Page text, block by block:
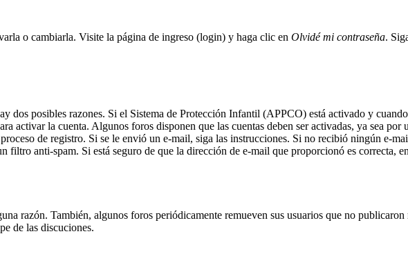
o cambiarla. Visite la página de ingreso (login) y haga clic en Olvidé mi contraseña.
dos posibles razones. Si el Sistema de Protección Infantil (APPCO) está activado y
activar la cuenta. Algunos foros disponen que las cuentas deben ser activadas, ya sea
de registro. Si se le envió un e-mail, siga las instrucciones. Si no recibió ningún e-
filtro anti-spam. Si está seguro de que la dirección de e-mail que proporcionó es correcta,
razón. También, algunos foros periódicamente remueven sus usuarios que no
de las discuciones.